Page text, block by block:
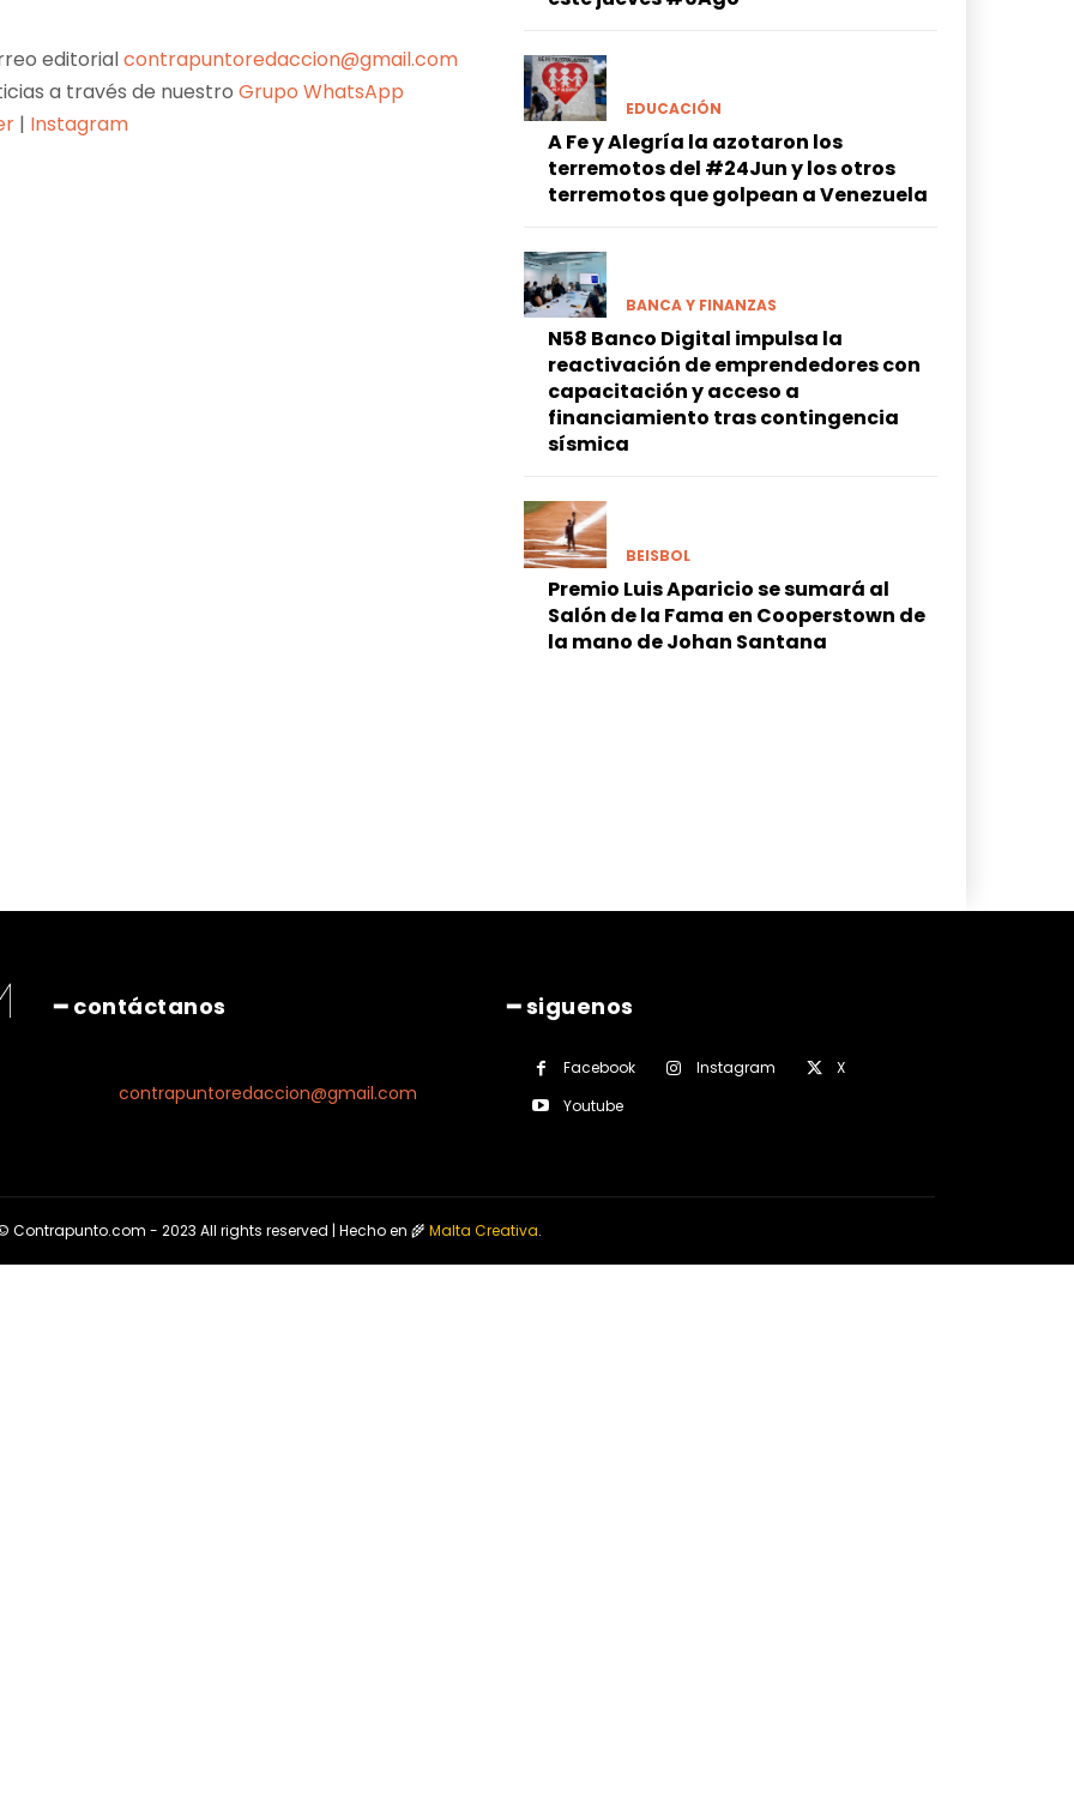
editorialcontrapuntoredaccion@gmail.com
a través de nuestroGrupo WhatsApp
| Instagram
EDUCACIÓN
A Fe y Alegría la azotaron los
terremotos del #24Jun y los otros
terremotos que golpean a Venezuela
BANCA Y FINANZAS
N58 Banco Digital impulsa la
reactivación de emprendedores con
capacitación y acceso a
financiamiento tras contingencia
sísmica
BEISBOL
Premio Luis Aparicio se sumará al
Salón de la Fama en Cooperstown de
la mano de Johan Santana
━ contáctanos
contrapuntoredaccion@gmail.com
━ siguenos
Facebook Instagram
X
Youtube
Contrapunto.com - 2023 All rights reserved | Hecho en 🌾Malta Creativa.